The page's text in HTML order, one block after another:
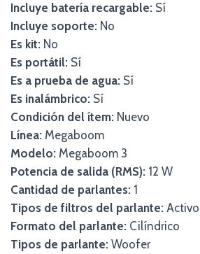
Incluye batería recargable: Sí
Incluye soporte: No
Es kit: No
Es portátil: Sí
Es a prueba de agua: Sí
Es inalámbrico: Sí
Condición del ítem: Nuevo
Línea: Megaboom
Modelo: Megaboom 3
Potencia de salida (RMS): 12 W
Cantidad de parlantes: 1
Tipos de filtros del parlante: Activo
Formato del parlante: Cilíndrico
Tipos de parlante: Woofer